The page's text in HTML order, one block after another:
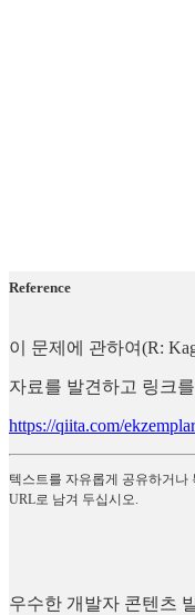
Reference
이 문제에 관하여(R:
자료를 발견하고 링크
https://qiita.com/
텍스트를 자유롭게 공유하거나
URL로 남겨 두십시오.
우수한 개발자 콘텐츠